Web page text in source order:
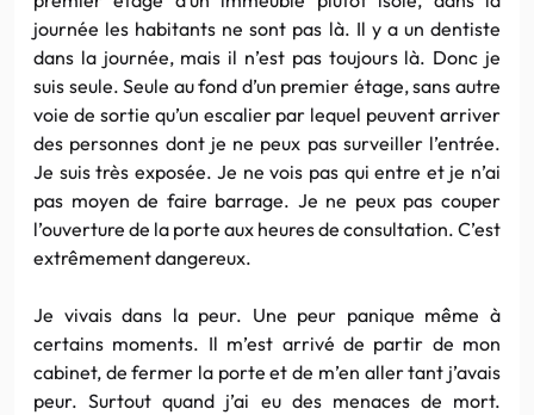
journée les habitants ne sont pas là. Il y a un dentiste
dans la journée, mais il n’est pas toujours là. Donc je
suis seule. Seule au fond d’un premier étage, sans autre
voie de sortie qu’un escalier par lequel peuvent arriver
des personnes dont je ne peux pas surveiller l’entrée.
Je suis très exposée. Je ne vois pas qui entre et je n’ai
pas moyen de faire barrage. Je ne peux pas couper
l’ouverture de la porte aux heures de consultation. C’est
extrêmement dangereux.
Je vivais dans la peur. Une peur panique même à
certains moments. Il m’est arrivé de partir de mon
cabinet, de fermer la porte et de m’en aller tant j’avais
peur. Surtout quand j’ai eu des menaces de mort.